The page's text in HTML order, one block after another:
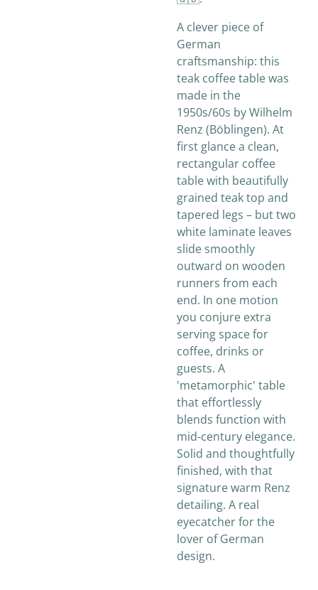
A clever piece of
German
craftsmanship: this
teak coffee table was
made in the
1950s/60s by Wilhelm
Renz (Böblingen). At
first glance a clean,
rectangular coffee
table with beautifully
grained teak top and
tapered legs – but two
white laminate leaves
slide smoothly
outward on wooden
runners from each
end. In one motion
you conjure extra
serving space for
coffee, drinks or
guests. A
'metamorphic' table
that effortlessly
blends function with
mid-century elegance.
Solid and thoughtfully
finished, with that
signature warm Renz
detailing. A real
eyecatcher for the
lover of German
design.